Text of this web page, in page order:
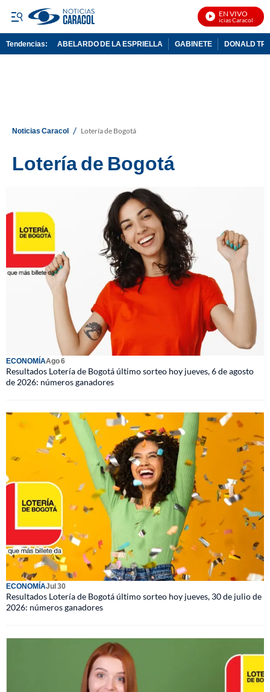
EN VIVO
Noticias Caracol En Vivo
Tendencias: ABELARDO DE LA ESPRIELLA GABINETE DONALD
Noticias Caracol / Lotería de Bogotá
Lotería de Bogotá
ECONOMÍAAgo 6
Resultados Lotería de Bogotá último sorteo hoy jueves, 6 de agosto
de 2026: números ganadores
ECONOMÍAJul 30
Resultados Lotería de Bogotá último sorteo hoy jueves, 30 de julio de
2026: números ganadores